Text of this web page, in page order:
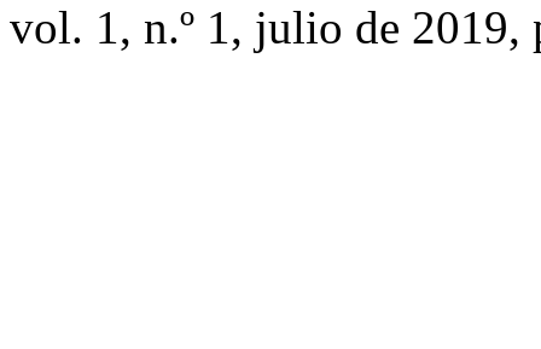
vol. 1, n.º 1, julio de